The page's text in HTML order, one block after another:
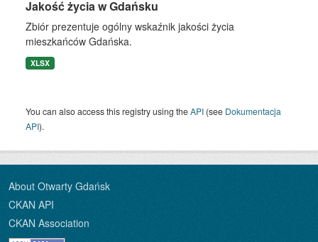
Jakość życia w Gdańsku
Zbiór prezentuje ogólny wskaźnik jakości życia
mieszkańców Gdańska.
XLSX
You can also access this registry using theAPI (see Dokumentacja
API).
About Otwarty Gdańsk
CKAN API
CKAN Association